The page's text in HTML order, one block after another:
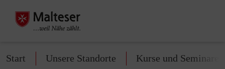
Start Unsere Standorte Kurse und Seminare